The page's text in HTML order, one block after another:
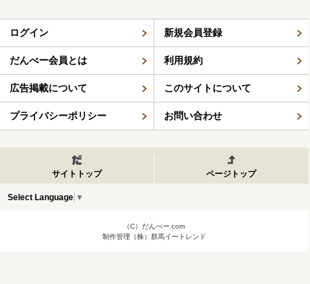
ログイン 新規会員登録
だんべー会員とは 利用規約
広告掲載について このサイトについて
プライバシーポリシー お問い合わせ
サイトトップ ページトップ
Select Language ▼
（C）だんべー.com
制作管理（株）群馬イートレンド